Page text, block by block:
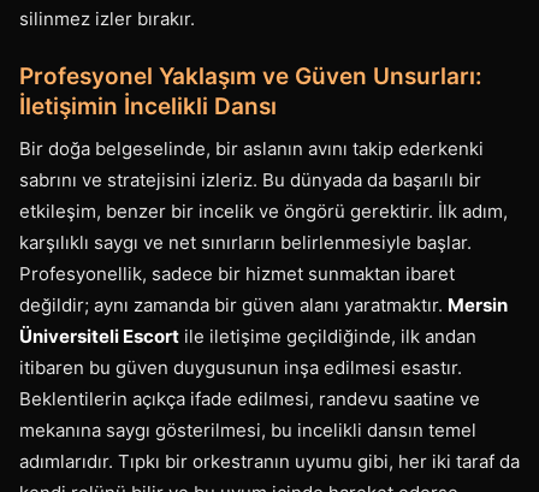
silinmez izler bırakır.
Profesyonel Yaklaşım ve Güven Unsurları:
İletişimin İncelikli Dansı
Bir doğa belgeselinde, bir aslanın avını takip ederkenki
sabrını ve stratejisini izleriz. Bu dünyada da başarılı bir
etkileşim, benzer bir incelik ve öngörü gerektirir. İlk adım,
karşılıklı saygı ve net sınırların belirlenmesiyle başlar.
Profesyonellik, sadece bir hizmet sunmaktan ibaret
değildir; aynı zamanda bir güven alanı yaratmaktır. Mersin
Üniversiteli Escort ile iletişime geçildiğinde, ilk andan
itibaren bu güven duygusunun inşa edilmesi esastır.
Beklentilerin açıkça ifade edilmesi, randevu saatine ve
mekanına saygı gösterilmesi, bu incelikli dansın temel
adımlarıdır. Tıpkı bir orkestranın uyumu gibi, her iki taraf da